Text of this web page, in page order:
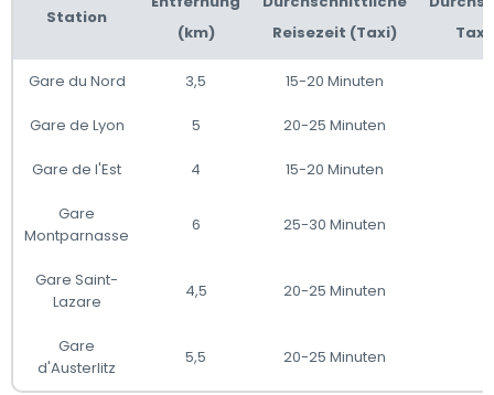
Station
(km)
Reisezeit (Taxi)
Gare du Nord 3,5 15-20 Minuten
Gare de Lyon 5 20-25 Minuten
Gare de l'Est 4 15-20 Minuten
Gare
Montparnasse
6 25-30 Minuten
Gare Saint-
Lazare
4,5 20-25 Minuten
Gare
d'Austerlitz
5,5 20-25 Minuten